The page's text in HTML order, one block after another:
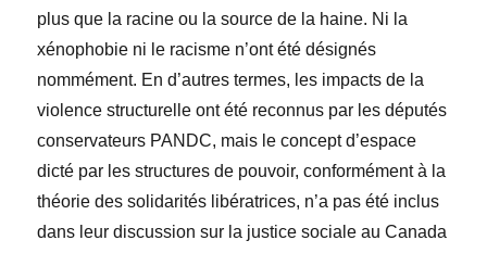
plus que la racine ou la source de la haine. Ni la
xénophobie ni le racisme n’ont été désignés
nommément. En d’autres termes, les impacts de la
violence structurelle ont été reconnus par les députés
conservateurs PANDC, mais le concept d’espace
dicté par les structures de pouvoir, conformément à la
théorie des solidarités libératrices, n’a pas été inclus
dans leur discussion sur la justice sociale au Canada